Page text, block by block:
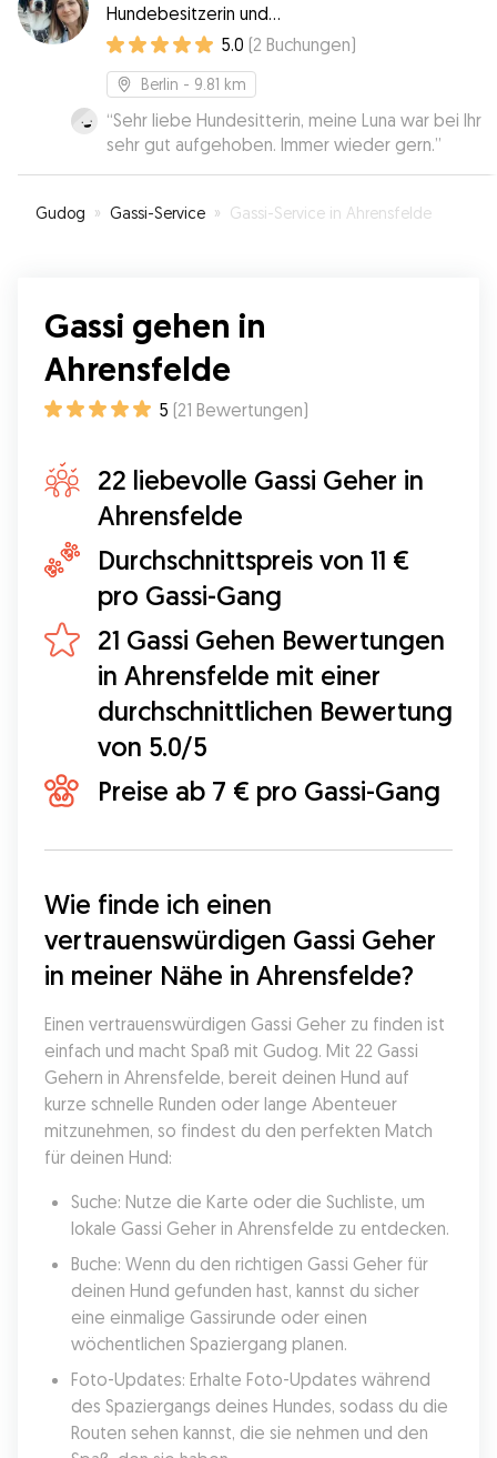
Hundebesitzerin und
Tierliebhaberin möchte sich
um ihre Fellbabies kümmern!
5.0 (2 Buchungen)
Berlin - 9.81 km
“Sehr liebe Hundesitterin, meine Luna war bei Ihr
sehr gut aufgehoben. Immer wieder gern.”
Gudog » Gassi-Service » Gassi-Service in Ahrensfelde
Gassi gehen in
Ahrensfelde
5 (21 Bewertungen)
22 liebevolle Gassi Geher in
Ahrensfelde
Durchschnittspreis von 11 €
pro Gassi-Gang
21 Gassi Gehen Bewertungen
in Ahrensfelde mit einer
durchschnittlichen Bewertung
von 5.0/5
Preise ab 7 € pro Gassi-Gang
Wie finde ich einen
vertrauenswürdigen Gassi Geher
in meiner Nähe in Ahrensfelde?
Einen vertrauenswürdigen Gassi Geher zu finden ist
einfach und macht Spaß mit Gudog. Mit 22 Gassi
Gehern in Ahrensfelde, bereit deinen Hund auf
kurze schnelle Runden oder lange Abenteuer
mitzunehmen, so findest du den perfekten Match
für deinen Hund:
Suche: Nutze die Karte oder die Suchliste, um
lokale Gassi Geher in Ahrensfelde zu entdecken.
Buche: Wenn du den richtigen Gassi Geher für
deinen Hund gefunden hast, kannst du sicher
eine einmalige Gassirunde oder einen
wöchentlichen Spaziergang planen.
Foto-Updates: Erhalte Foto-Updates während
des Spaziergangs deines Hundes, sodass du die
Routen sehen kannst, die sie nehmen und den